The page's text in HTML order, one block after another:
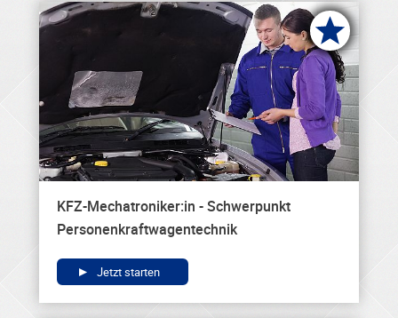
KFZ-Mechatroniker:in - Schwerpunkt
Personenkraftwagentechnik
Jetzt starten